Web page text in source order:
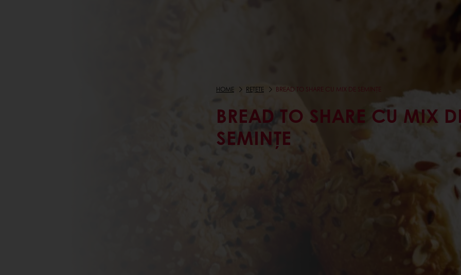
HOME REȚETE BREAD TO SHARE CU MIX DE SEMINȚE
BREAD TO SHARE CU MIX
SEMINȚE